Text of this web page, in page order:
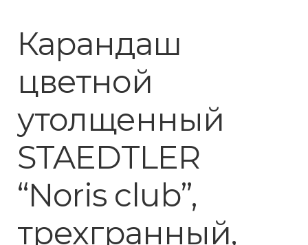
Карандаш
цветной
утолщенный
STAEDTLER
“Noris club”,
трехгранный,